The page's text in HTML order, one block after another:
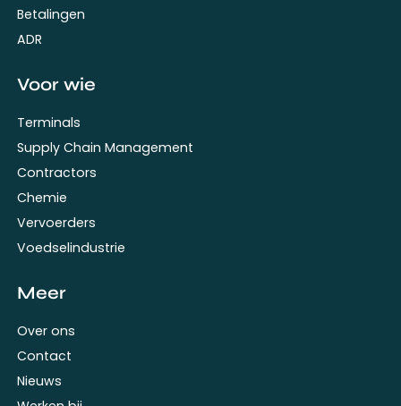
Betalingen
ADR
Voor wie
Terminals
Supply Chain Management
Contractors
Chemie
Vervoerders
Voedselindustrie
Meer
Over ons
Contact
Nieuws